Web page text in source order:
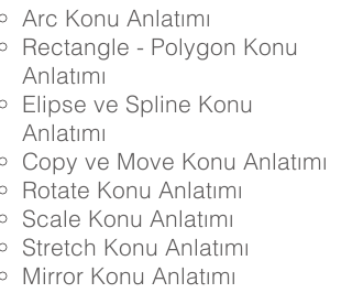
Arc Konu Anlatımı
Rectangle - Polygon Konu
Anlatımı
Elipse ve Spline Konu
Anlatımı
Copy ve Move Konu Anlatımı
Rotate Konu Anlatımı
Scale Konu Anlatımı
Stretch Konu Anlatımı
Mirror Konu Anlatımı